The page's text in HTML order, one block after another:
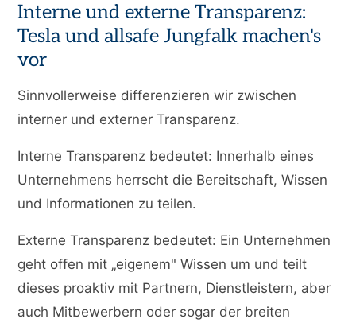
Interne und externe Transparenz:
Tesla und allsafe Jungfalk machen's
vor
Sinnvollerweise differenzieren wir zwischen
interner und externer Transparenz.
Interne Transparenz bedeutet: Innerhalb eines
Unternehmens herrscht die Bereitschaft, Wissen
und Informationen zu teilen.
Externe Transparenz bedeutet: Ein Unternehmen
geht offen mit „eigenem" Wissen um und teilt
dieses proaktiv mit Partnern, Dienstleistern, aber
auch Mitbewerbern oder sogar der breiten